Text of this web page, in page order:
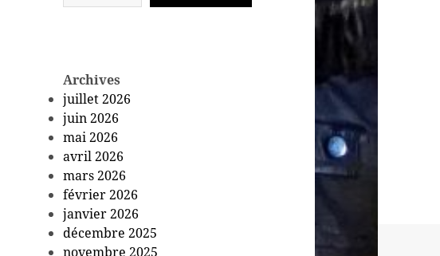
Archives
juillet 2026
juin 2026
mai 2026
avril 2026
mars 2026
février 2026
janvier 2026
décembre 2025
novembre 2025